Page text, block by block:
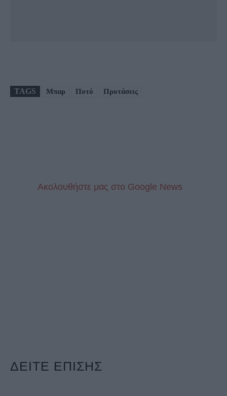
TAGS Μπαρ Ποτό Προτάσεις
Aκολουθήστε μας στo Google News
ΔΕΙΤΕ ΕΠΙΣΗΣ